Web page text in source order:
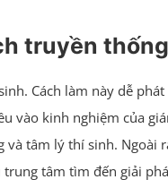
truyền thống
Cách làm này dễ
vào kinh nghiệm của
tâm lý thí sinh. Ngoài
tâm tìm đến giải